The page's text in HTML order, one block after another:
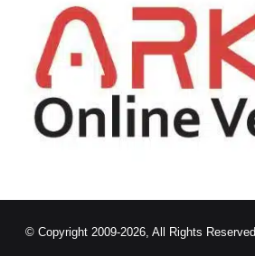
© Copyright 2009-2026, All Rights